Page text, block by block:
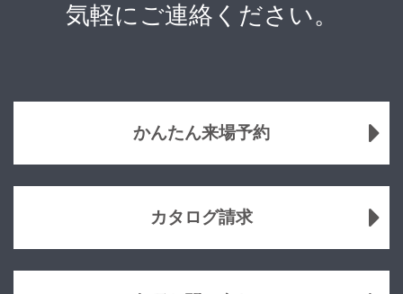
気軽にご連絡ください。
かんたん来場予約
カタログ請求